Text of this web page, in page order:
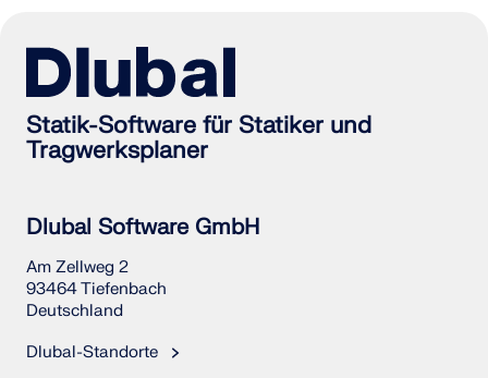
Statik-Software für Statiker und
Tragwerksplaner
Dlubal Software GmbH
Am Zellweg 2
93464 Tiefenbach
Deutschland
Dlubal-Standorte